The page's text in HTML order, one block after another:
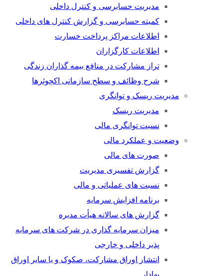
مدیریت حسابرسی و کنترل داخلی
کمیته حسابرسی و گزارش کنترل های داخلی
اطلاعات مراکز پرداخت خسارت
اطلاعات کارگزاران
تراز مشارکت در منافع بیمه گذاران زندگی
شرح وظائف و سطح سازمانی اکچوئرها
مدیریت ریسک و توانگری
مدیریت ریسک
نسبت توانگری مالی
وضعیت و عملکرد مالی
صورت های مالی
گزارش تفسیری مدیریت
نسبت های عملیاتی و مالی
برنامه افزایش سرمایه
گزارش های سالانه هیأت مدیره
میزان سرمایه گذاری در شرکت های سرمایه
پذیر داخلی و خارجی
انتشار اوراق مشارکت، صکوک و یا سایر اوراق
بهادار